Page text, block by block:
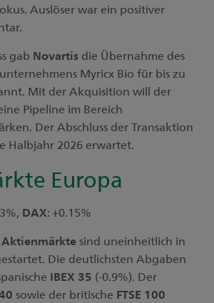
Auslöser war ein positiver
gab Novartis die Übernahme des
Myricx Bio für bis zu
Mit der Akquisition will der
Pipeline im Bereich
Der Abschluss der Transaktion
Halbjahr 2026 erwartet.
Europa
DAX: +0.15%
sind uneinheitlich in
Die deutlichsten Abgaben
IBEX 35 (-0.9%). Der
sowie der britische FTSE 100